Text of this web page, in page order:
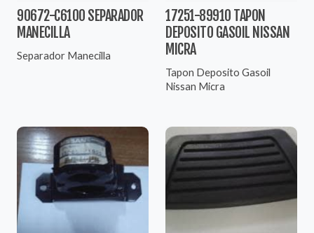
90672-C6100 SEPARADOR
MANECILLA
Separador Manecilla
17251-89910 TAPON
DEPOSITO GASOIL NISSAN
MICRA
Tapon Deposito Gasoil
Nissan Micra